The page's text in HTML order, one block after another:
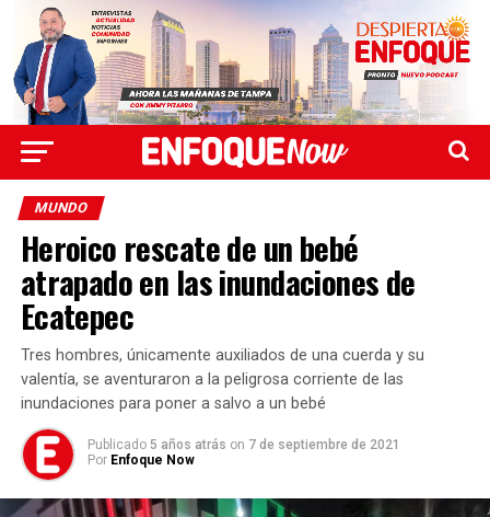
MUNDO
Heroico rescate de un bebé
atrapado en las inundaciones de
Ecatepec
Tres hombres, únicamente auxiliados de una cuerda y su
valentía, se aventuraron a la peligrosa corriente de las
inundaciones para poner a salvo a un bebé
Publicado 5 años atrás on 7 de septiembre de 2021
Por Enfoque Now